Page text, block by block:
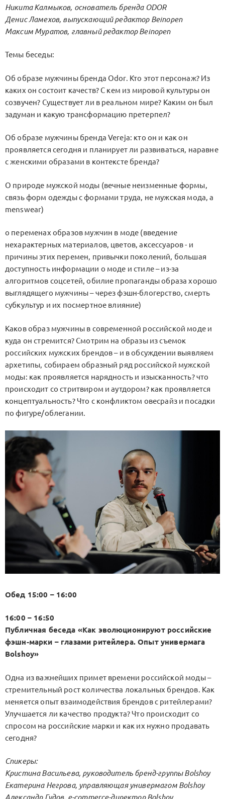
Никита Калмыков, основатель бренда ODOR
Денис Ламехов, выпускающий редактор Beinopen
Максим Муратов, главный редактор Beinopen
Темы беседы:
Об образе мужчины бренда Odor. Кто этот персонаж? Из
каких он состоит качеств? С кем из мировой культуры он
созвучен? Существует ли в реальном мире? Каким он был
задуман и какую трансформацию претерпел?
Об образе мужчины бренда Vereja: кто он и как он
проявляется сегодня и планирует ли развиваться, наравне
с женскими образами в контексте бренда?
О природе мужской моды (вечные неизменные формы,
связь форм одежды с формами труда, не мужская мода, а
menswear)
о переменах образов мужчин в моде (введение
нехарактерных материалов, цветов, аксессуаров - и
причины этих перемен, привычки поколений, большая
доступность информации о моде и стиле – из-за
алгоритмов соцсетей, обилие пропаганды образа хорошо
выглядящего мужчины – через фэшн-блогерство, смерть
субкультур и их посмертное влияние)
Каков образ мужчины в современной российской моде и
куда он стремится? Смотрим на образы из съемок
российских мужских брендов – и в обсуждении выявляем
архетипы, собираем образный ряд российской мужской
моды: как проявляется нарядность и изысканность? что
происходит со стритвиром и аутдором? как проявляется
концептуальность? Что с конфликтом овесрайз и посадки
по фигуре/облегании.
Обед 15:00 – 16:00
16:00 – 16:50
Публичная беседа «Как эволюционируют российские
фэшн-марки – глазами ритейлера. Опыт универмага
Bolshoy»
Одна из важнейших примет времени российской моды –
стремительный рост количества локальных брендов. Как
меняется опыт взаимодействия брендов с ритейлерами?
Улучшается ли качество продукта? Что происходит со
спросом на российские марки и как их нужно продавать
сегодня?
Спикеры:
Кристина Васильева, руководитель бренд-группы Bolshoy
Екатерина Негрова, управляющая универмагом Bolshoy